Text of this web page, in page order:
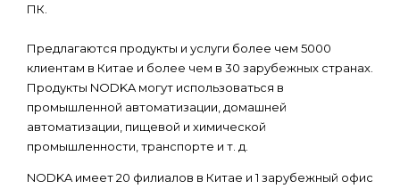
ПК.
Предлагаются продукты и услуги более чем 5000
клиентам в Китае и более чем в 30 зарубежных странах.
Продукты NODKA могут использоваться в
промышленной автоматизации, домашней
автоматизации, пищевой и химической
промышленности, транспорте и т. д.
NODKA имеет 20 филиалов в Китае и 1 зарубежный офис